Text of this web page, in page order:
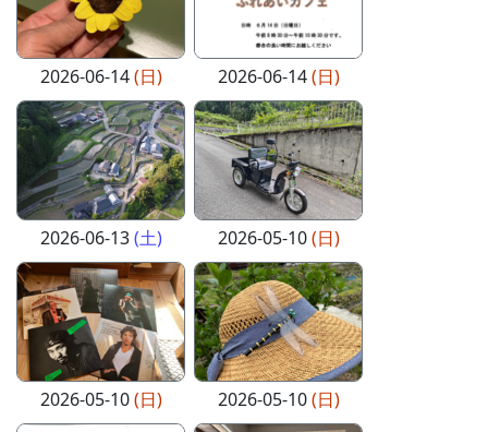
2026-06-14(日) 2026-06-14(日)
2026-06-13(土) 2026-05-10(日)
2026-05-10(日) 2026-05-10(日)